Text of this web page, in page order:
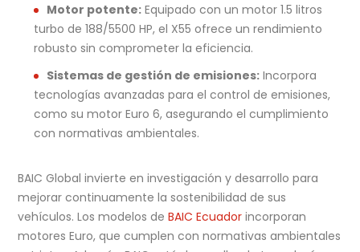
Motor potente: Equipado con un motor 1.5 litros
turbo de 188/5500 HP, el X55 ofrece un rendimiento
robusto sin comprometer la eficiencia.
Sistemas de gestión de emisiones: Incorpora
tecnologías avanzadas para el control de emisiones,
como su motor Euro 6, asegurando el cumplimiento
con normativas ambientales.
BAIC Global invierte en investigación y desarrollo para
mejorar continuamente la sostenibilidad de sus
vehículos. Los modelos deBAIC Ecuador incorporan
motores Euro, que cumplen con normativas ambientales